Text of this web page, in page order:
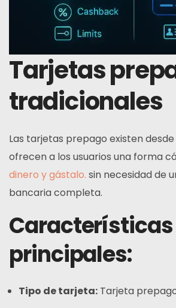
Tarjetas
tradicionales
Las tarjetas prepago existen
ofrecen a los usuarios una forma
dinero y gástalo. sin necesidad de
bancaria completa.
Características
principales:
Tipo de tarjeta: Tarjeta